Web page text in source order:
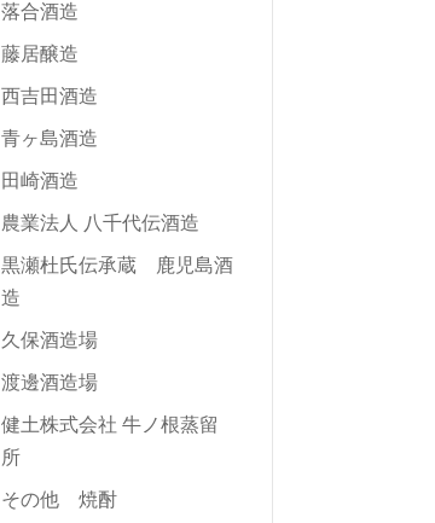
落合酒造
藤居醸造
西吉田酒造
青ヶ島酒造
田崎酒造
農業法人 八千代伝酒造
黒瀬杜氏伝承蔵 鹿児島酒
造
久保酒造場
渡邊酒造場
健土株式会社 牛ノ根蒸留
所
その他 焼酎